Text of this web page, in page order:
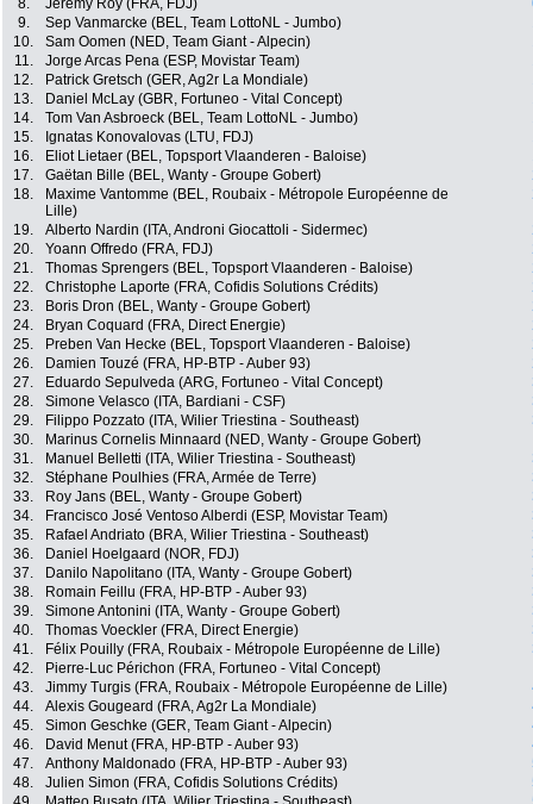
8. Jérémy Roy (FRA, FDJ)
9.
Sep Vanmarcke (BEL, Team LottoNL - Jumbo)
10.
Sam Oomen (NED, Team Giant - Alpecin)
11.
Jorge Arcas Pena (ESP, Movistar Team)
12.
Patrick Gretsch (GER, Ag2r La Mondiale)
13.
Daniel McLay (GBR, Fortuneo - Vital Concept)
14.
Tom Van Asbroeck (BEL, Team LottoNL - Jumbo)
15.
Ignatas Konovalovas (LTU, FDJ)
16.
Eliot Lietaer (BEL, Topsport Vlaanderen - Baloise)
17.
Gaëtan Bille (BEL, Wanty - Groupe Gobert)
18.
Maxime Vantomme (BEL, Roubaix - Métropole Européenne de
Lille)
19. Alberto Nardin (ITA, Androni Giocattoli - Sidermec)
20.
Yoann Offredo (FRA, FDJ)
21.
Thomas Sprengers (BEL, Topsport Vlaanderen - Baloise)
22.
Christophe Laporte (FRA, Cofidis Solutions Crédits)
23.
Boris Dron (BEL, Wanty - Groupe Gobert)
24.
Bryan Coquard (FRA, Direct Energie)
25.
Preben Van Hecke (BEL, Topsport Vlaanderen - Baloise)
26.
Damien Touzé (FRA, HP-BTP - Auber 93)
27.
Eduardo Sepulveda (ARG, Fortuneo - Vital Concept)
28.
Simone Velasco (ITA, Bardiani - CSF)
29.
Filippo Pozzato (ITA, Wilier Triestina - Southeast)
30.
Marinus Cornelis Minnaard (NED, Wanty - Groupe Gobert)
31.
Manuel Belletti (ITA, Wilier Triestina - Southeast)
32.
Stéphane Poulhies (FRA, Armée de Terre)
33.
Roy Jans (BEL, Wanty - Groupe Gobert)
34.
Francisco José Ventoso Alberdi (ESP, Movistar Team)
35.
Rafael Andriato (BRA, Wilier Triestina - Southeast)
36.
Daniel Hoelgaard (NOR, FDJ)
37.
Danilo Napolitano (ITA, Wanty - Groupe Gobert)
38.
Romain Feillu (FRA, HP-BTP - Auber 93)
39.
Simone Antonini (ITA, Wanty - Groupe Gobert)
40.
Thomas Voeckler (FRA, Direct Energie)
41.
Félix Pouilly (FRA, Roubaix - Métropole Européenne de Lille)
42.
Pierre-Luc Périchon (FRA, Fortuneo - Vital Concept)
43.
Jimmy Turgis (FRA, Roubaix - Métropole Européenne de Lille)
44.
Alexis Gougeard (FRA, Ag2r La Mondiale)
45.
Simon Geschke (GER, Team Giant - Alpecin)
46.
David Menut (FRA, HP-BTP - Auber 93)
47.
Anthony Maldonado (FRA, HP-BTP - Auber 93)
48.
Julien Simon (FRA, Cofidis Solutions Crédits)